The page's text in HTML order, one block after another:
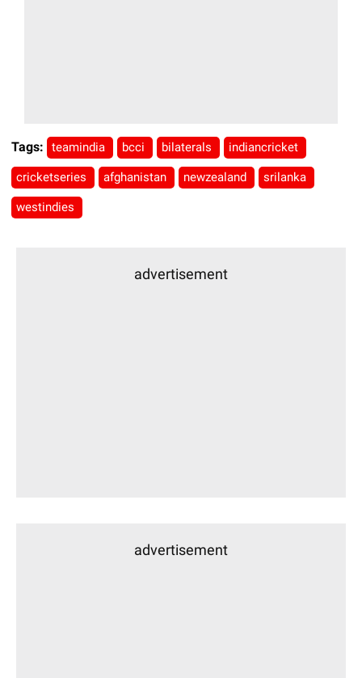
Tags: teamindia bcci bilaterals indiancricket
cricketseries afghanistan newzealand srilanka
westindies
advertisement
advertisement